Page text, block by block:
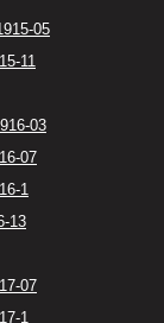
05
11
03
07
1
13
07
1